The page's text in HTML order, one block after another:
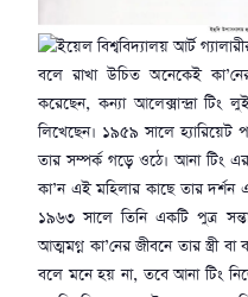
বলে রাখা উচিত অনেকেই
করেছেন, কন্যা আলেক্সান্দ্রা টিং
লিখেছেন। ১৯৫৯ সালে হ্যারিয়েট
তার সম্পর্ক গড়ে ওঠে। আনা টিং
কা’ন এই মহিলার কাছে তার দর্শন
১৯৬৩ সালে তিনি একটি পুত্র
আত্মমগ্ন কা’নের জীবনে তার স্ত্রী
বলে মনে হয় না, তবে আনা টিং